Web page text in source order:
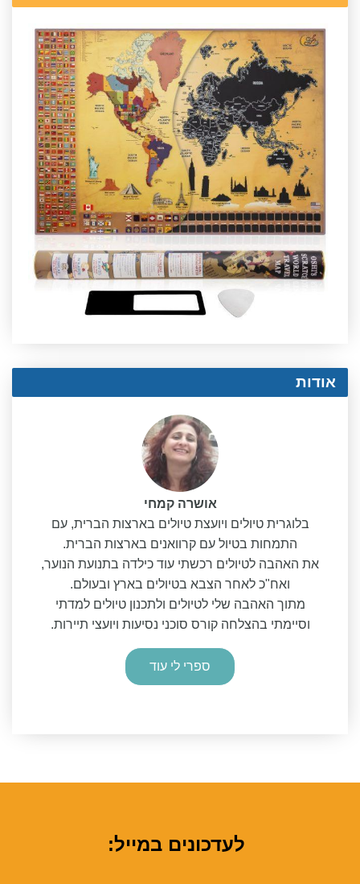
אודות
אושרה קמחי
בלוגרית טיולים ויועצת טיולים בארצות הברית, עם
התמחות בטיול עם קרוואנים בארצות הברית.
את האהבה לטיולים רכשתי עוד כילדה בתנועת הנוער,
ואח"כ לאחר הצבא בטיולים בארץ ובעולם.
מתוך האהבה שלי לטיולים ולתכנון טיולים למדתי
וסיימתי בהצלחה קורס סוכני נסיעות ויועצי תיירות.
ספרי לי עוד
לעדכונים במייל: